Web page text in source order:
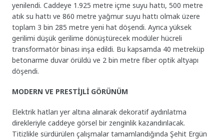
yenilendi. Caddeye 1.925 metre içme suyu hattı, 500 metre
atık su hattı ve 860 metre yağmur suyu hattı olmak üzere
toplam 3 bin 285 metre yeni hat döşendi. Ayrıca yüksek
gerilimi düşük gerilime dönüştürecek modüler hücreli
transformatör binası inşa edildi. Bu kapsamda 40 metreküp
betonarme duvar örüldü ve 2 bin metre fiber optik altyapı
döşendi.
MODERN VE PRESTİJLİ GÖRÜNÜM
Elektrik hatları yer altına alınarak dekoratif aydınlatma
direkleriyle caddeye görsel bir zenginlik kazandırılacak.
Titizlikle sürdürülen çalışmalar tamamlandığında Şehit Ergün